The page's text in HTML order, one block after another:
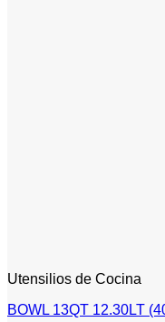
Utensilios de Cocina
BOWL 13QT 12.30LT